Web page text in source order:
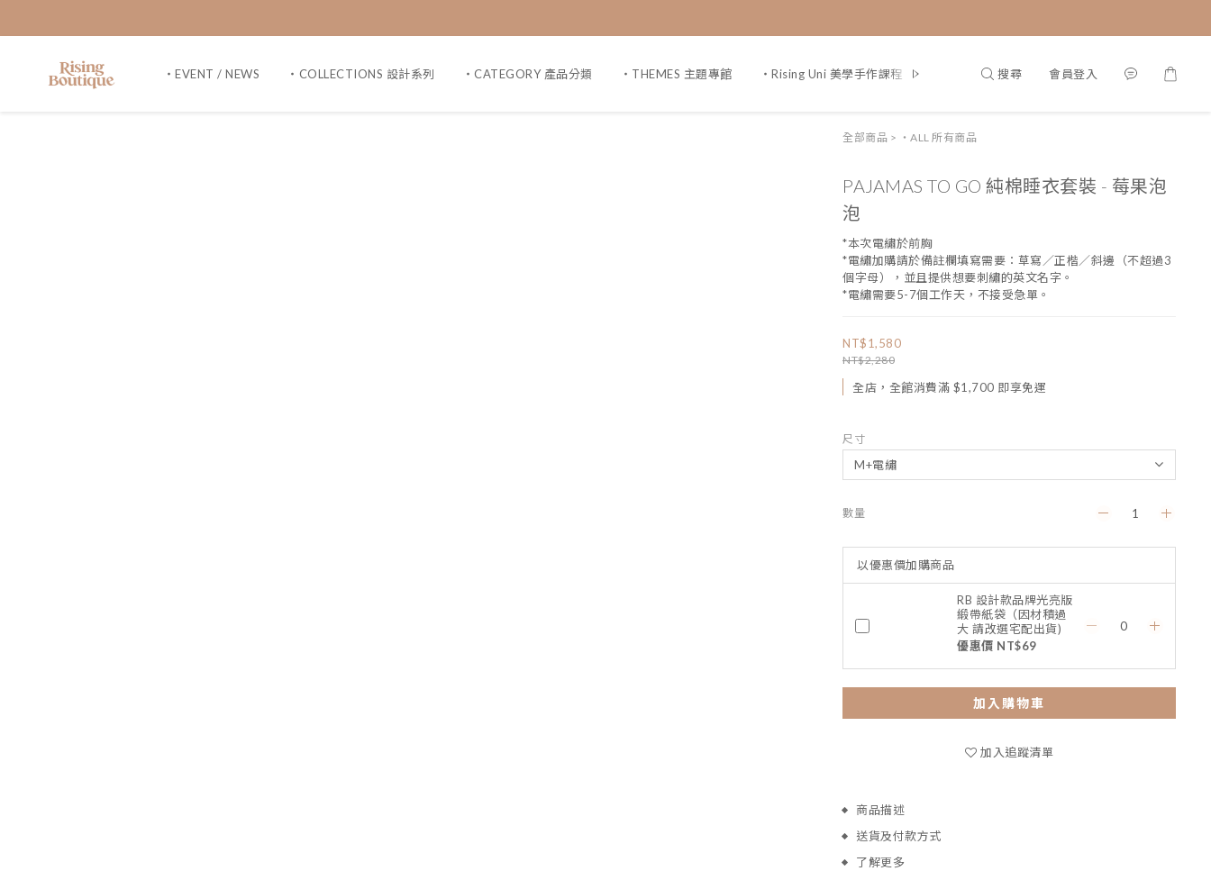
・EVENT / NEWS ・COLLECTIONS 設計系列 ・CATEGORY 產品分類 ・THEMES 主題專館 ・Rising Uni 美學手作課程 部落格首頁 搜尋 會員登入
全部商品 > ・ALL 所有商品
PAJAMAS TO GO 純棉睡衣套裝 - 莓果泡
泡
*本次電繡於前胸
*電繡加購請於備註欄填寫需要：草寫／正楷／斜邊（不超過3
個字母），並且提供想要刺繡的英文名字。
*電繡需要5-7個工作天，不接受急單。
NT$1,580
NT$2,280
全店，全館消費滿 $1,700 即享免運
尺寸
數量
以優惠價加購商品
RB 設計款品牌光亮版
緞帶紙袋（因材積過
大 請改選宅配出貨)
優惠價 NT$69
加入購物車
加入追蹤清單
商品描述
送貨及付款方式
了解更多